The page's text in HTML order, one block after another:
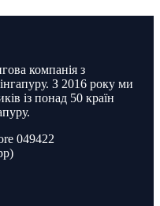
компанія з
З 2016 року ми
із понад 50 країн
049422